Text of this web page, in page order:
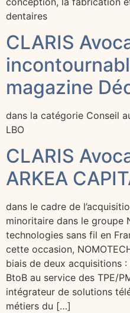
dentaires
CLARIS
magazine
dans la catégorie Conseil
LBO
CLARIS
ARKEA
dans le cadre de
minoritaire dans le groupe
technologies sans fil en
cette occasion,
biais de deux acquisitions
BtoB au service des TPE/
intégrateur de solutions
métiers du […]